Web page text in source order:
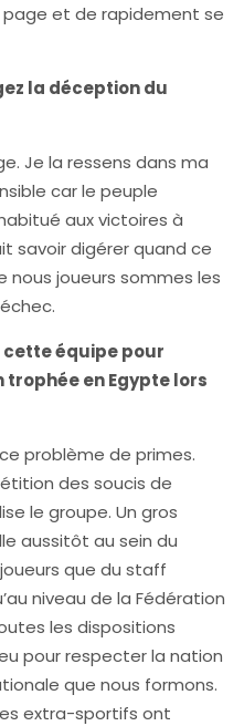
et de rapidement se
la déception du
Je la ressens dans ma
car le peuple
aux victoires à
savoir digérer quand ce
nous joueurs sommes les
cette équipe pour
en Egypte lors
problème de primes.
des soucis de
le groupe. Un gros
aussitôt au sein du
que du staff
niveau de la Fédération
les dispositions
pour respecter la nation
que nous formons.
extra-sportifs ont